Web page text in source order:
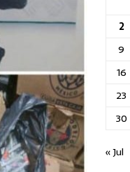
2
9
16
23
30
« Jul